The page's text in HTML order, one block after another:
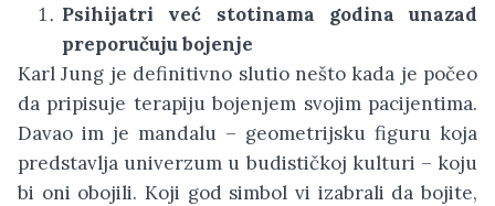
Psihijatri već stotinama godina unazad
preporučuju bojenje
Karl Jung je definitivno slutio nešto kada je počeo
da pripisuje terapiju bojenjem svojim pacijentima.
Davao im je mandalu – geometrijsku figuru koja
predstavlja univerzum u budističkoj kulturi – koju
bi oni obojili. Koji god simbol vi izabrali da bojite,